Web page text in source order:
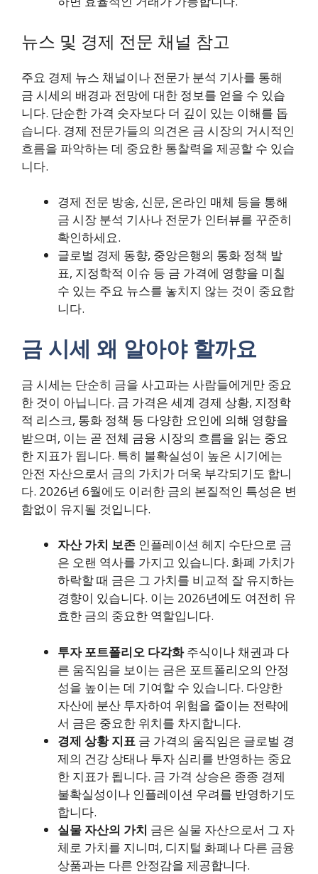
뉴스 및 경제 전문 채널 참고
주요 경제 뉴스 채널이나 전문가 분석 기사를 통해
금 시세의 배경과 전망에 대한 정보를 얻을 수 있습
니다. 단순한 가격 숫자보다 더 깊이 있는 이해를 돕
습니다. 경제 전문가들의 의견은 금 시장의 거시적인
흐름을 파악하는 데 중요한 통찰력을 제공할 수 있습
니다.
경제 전문 방송, 신문, 온라인 매체 등을 통해
금 시장 분석 기사나 전문가 인터뷰를 꾸준히
확인하세요.
글로벌 경제 동향, 중앙은행의 통화 정책 발
표, 지정학적 이슈 등 금 가격에 영향을 미칠
수 있는 주요 뉴스를 놓치지 않는 것이 중요합
니다.
금 시세 왜 알아야 할까요
금 시세는 단순히 금을 사고파는 사람들에게만 중요
한 것이 아닙니다. 금 가격은 세계 경제 상황, 지정학
적 리스크, 통화 정책 등 다양한 요인에 의해 영향을
받으며, 이는 곧 전체 금융 시장의 흐름을 읽는 중요
한 지표가 됩니다. 특히 불확실성이 높은 시기에는
안전 자산으로서 금의 가치가 더욱 부각되기도 합니
다. 2026년 6월에도 이러한 금의 본질적인 특성은 변
함없이 유지될 것입니다.
자산 가치 보존 인플레이션 헤지 수단으로 금
은 오랜 역사를 가지고 있습니다. 화폐 가치가
하락할 때 금은 그 가치를 비교적 잘 유지하는
경향이 있습니다. 이는 2026년에도 여전히 유
효한 금의 중요한 역할입니다.
투자 포트폴리오 다각화주식이나 채권과 다
른 움직임을 보이는 금은 포트폴리오의 안정
성을 높이는 데 기여할 수 있습니다. 다양한
자산에 분산 투자하여 위험을 줄이는 전략에
서 금은 중요한 위치를 차지합니다.
경제 상황 지표 금 가격의 움직임은 글로벌 경
제의 건강 상태나 투자 심리를 반영하는 중요
한 지표가 됩니다. 금 가격 상승은 종종 경제
불확실성이나 인플레이션 우려를 반영하기도
합니다.
실물 자산의 가치 금은 실물 자산으로서 그 자
체로 가치를 지니며, 디지털 화폐나 다른 금융
상품과는 다른 안정감을 제공합니다.